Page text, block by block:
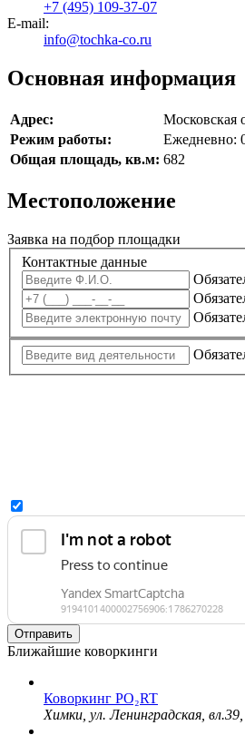
+7 (495) 109-37-07
Е-mail:
info@tochka-co.ru
Основная информация
Адрес:
Московская
Режим работы:
Ежедневно:
Общая площадь, кв.м: 682
Местоположение
Заявка на подбор площадки
Контактные данные
Отправить
Ближайшие коворкинги
Коворкинг PO₂RT
Химки, ул. Ленинградская,